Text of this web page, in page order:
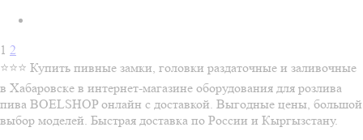
1 2
⭐⭐⭐ Купить пивные замки, головки раздаточные и заливочные
в Хабаровске в интернет-магазине оборудования для розлива
пива BOELSHOP онлайн с доставкой. Выгодные цены, большой
выбор моделей. Быстрая доставка по России и Кыргызстану.